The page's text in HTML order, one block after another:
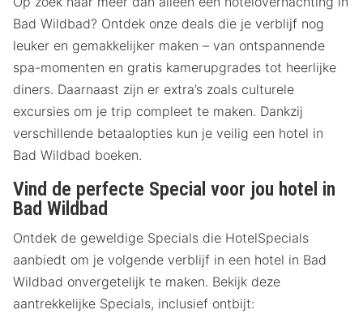
Bad Wildbad? Ontdek onze deals die je verblijf nog
leuker en gemakkelijker maken – van ontspannende
spa-momenten en gratis kamerupgrades tot heerlijke
diners. Daarnaast zijn er extra’s zoals culturele
excursies om je trip compleet te maken. Dankzij
verschillende betaalopties kun je veilig een hotel in
Bad Wildbad boeken.
Vind de perfecte Special voor jou hotel in
Bad Wildbad
Ontdek de geweldige Specials die HotelSpecials
aanbiedt om je volgende verblijf in een hotel in Bad
Wildbad onvergetelijk te maken. Bekijk deze
aantrekkelijke Specials, inclusief ontbijt: